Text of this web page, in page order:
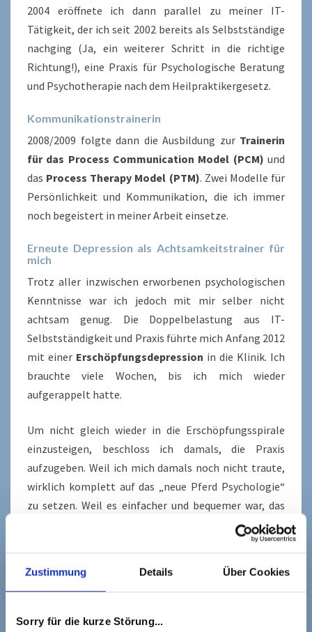
Zustimmung Details Über Cookies
Sorry für die kurze Störung...
2004 eröffnete ich dann parallel zu meiner IT-
Tätigkeit, der ich seit 2002 bereits als Selbstständige
nachging (Ja, ein weiterer Schritt in die richtige
Richtung!), eine Praxis für Psychologische Beratung
und Psychotherapie nach dem Heilpraktikergesetz.
Kommunikationstrainerin
2008/2009 folgte dann die Ausbildung zur Trainerin
für das Process Communication Model (PCM) und
das Process Therapy Model (PTM). Zwei Modelle für
Persönlichkeit und Kommunikation, die ich immer
noch begeistert in meiner Arbeit einsetze.
Erneute Depression als Achtsamkeitstrainer für
mich
Trotz aller inzwischen erworbenen psychologischen
Kenntnisse war ich jedoch mit mir selber nicht
achtsam genug. Die Doppelbelastung aus IT-
Selbstständigkeit und Praxis führte mich Anfang 2012
mit einer Erschöpfungsdepression in die Klinik. Ich
brauchte viele Wochen, bis ich mich wieder
aufgerappelt hatte.
Um nicht gleich wieder in die Erschöpfungsspirale
einzusteigen, beschloss ich damals, die Praxis
aufzugeben. Weil ich mich damals noch nicht traute,
wirklich komplett auf das „neue Pferd Psychologie“
zu setzen. Weil es einfacher und bequemer war, das
sichere Geld aus der IT-Branche zu kassieren. Und weil
meine alten,
Entscheidung sehr unglücklich machte. Ich konnte